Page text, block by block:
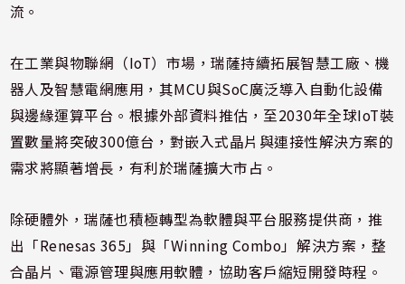
流。
在工業與物聯網（IoT）市場，瑞薩持續拓展智慧工廠、機
器人及智慧電網應用，其MCU與SoC廣泛導入自動化設備
與邊緣運算平台。根據外部資料推估，至2030年全球IoT裝
置數量將突破300億台，對嵌入式晶片與連接性解決方案的
需求將顯著增長，有利於瑞薩擴大市占。
除硬體外，瑞薩也積極轉型為軟體與平台服務提供商，推
出「Renesas 365」與「Winning Combo」解決方案，整
合晶片、電源管理與應用軟體，協助客戶縮短開發時程。